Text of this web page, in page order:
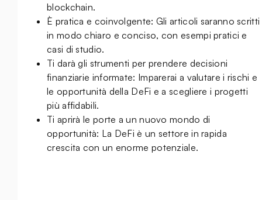
blockchain.
È pratica e coinvolgente: Gli articoli saranno scritti
in modo chiaro e conciso, con esempi pratici e
casi di studio.
Ti darà gli strumenti per prendere decisioni
finanziarie informate: Imparerai a valutare i rischi e
le opportunità della DeFi e a scegliere i progetti
più affidabili.
Ti aprirà le porte a un nuovo mondo di
opportunità: La DeFi è un settore in rapida
crescita con un enorme potenziale.